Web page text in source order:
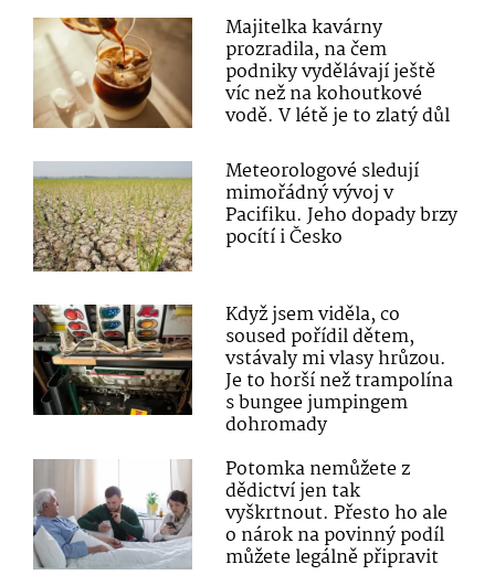
Majitelka kavárny
prozradila, na čem
podniky vydělávají ještě
víc než na kohoutkové
vodě. V létě je to zlatý důl
Meteorologové sledují
mimořádný vývoj v
Pacifiku. Jeho dopady brzy
pocítí i Česko
Když jsem viděla, co
soused pořídil dětem,
vstávaly mi vlasy hrůzou.
Je to horší než trampolína
s bungee jumpingem
dohromady
Potomka nemůžete z
dědictví jen tak
vyškrtnout. Přesto ho ale
o nárok na povinný podíl
můžete legálně připravit